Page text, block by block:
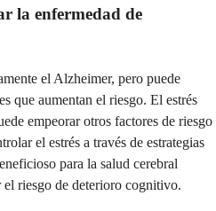
la enfermedad de
el Alzheimer, pero puede
que aumentan el riesgo. El estrés
empeorar otros factores de riesgo
el estrés a través de estrategias
para la salud cerebral
riesgo de deterioro cognitivo.